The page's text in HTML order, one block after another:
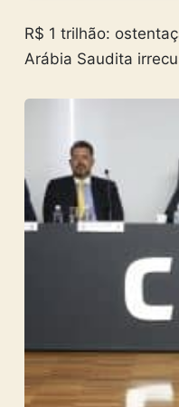
R$ 1 trilhão:
Arábia Saudita